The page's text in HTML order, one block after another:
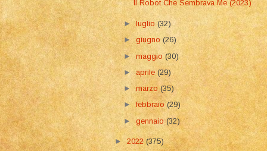
Il Robot Che Sembrava Me (2023)
►luglio(32)
►giugno(26)
►maggio(30)
►aprile(29)
►marzo(35)
►febbraio(29)
►gennaio(32)
►2022 (375)